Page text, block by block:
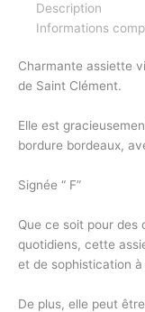
Description
Informations
Charmante assiette
de Saint Clément.
Elle est
bordure bordeaux,
Signée “ F”
Que ce soit pour des
quotidiens, cette
et de sophistication
De plus, elle peut